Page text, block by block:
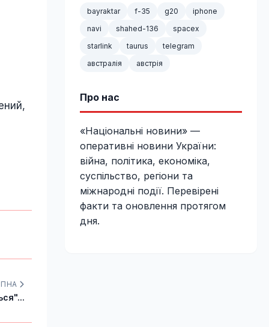
bayraktar f-35 g20
iphone
navi
shahed-136
spacex
starlink
taurus
telegram
австралія
австрія
Про нас
«Національні новини» —
оперативні новини України:
війна, політика, економіка,
суспільство, регіони та
міжнародні події. Перевірені
факти та оновлення протягом
дня.